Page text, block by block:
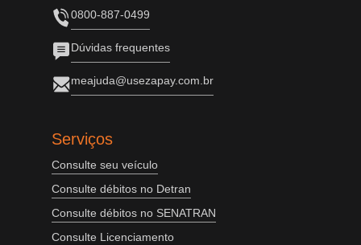
0800-887-0499
Dúvidas frequentes
meajuda@usezapay.com.br
Serviços
Consulte seu veículo
Consulte débitos no Detran
Consulte débitos no SENATRAN
Consulte Licenciamento